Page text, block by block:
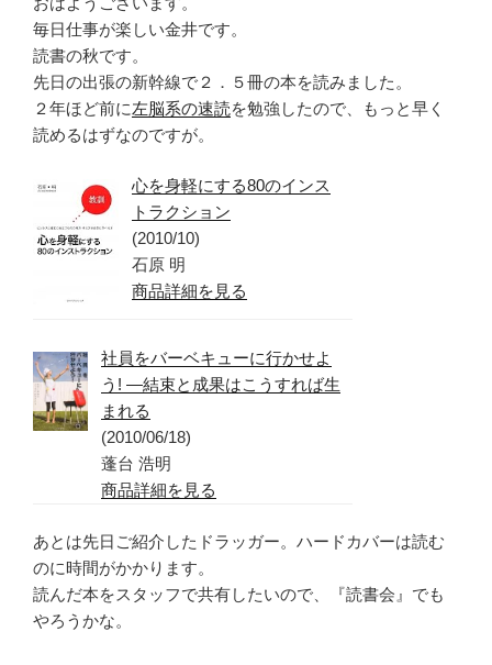
毎日仕事が楽しい金井です。
読書の秋です。
先日の出張の新幹線で２．５冊の本を読みました。
２年ほど前に左脳系の速読を勉強したので、もっと早く
読めるはずなのですが。
心を身軽にする80のインス
トラクション
(2010/10)
石原 明
商品詳細を見る
社員をバーベキューに行かせよ
う! ―結束と成果はこうすれば生
まれる
(2010/06/18)
蓬台 浩明
商品詳細を見る
あとは先日ご紹介したドラッガー。ハードカバーは読む
のに時間がかかります。
読んだ本をスタッフで共有したいので、『読書会』でも
やろうかな。